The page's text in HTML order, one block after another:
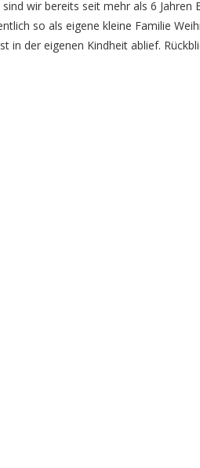
wir bereits seit mehr als 6 Jahren
so als eigene kleine Familie
in der eigenen Kindheit ablief.